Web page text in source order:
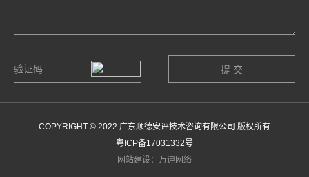
COPYRIGHT © 2022 广东顺德安评技术咨询有限公司 版权所有
粤ICP备17031332号
网站建设：万迪网络